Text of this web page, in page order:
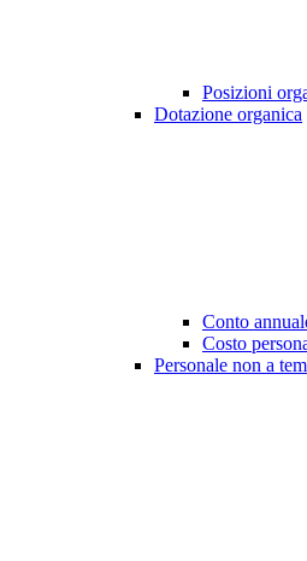
Posizioni
Dotazione organica
Conto
Costo
Personale non a